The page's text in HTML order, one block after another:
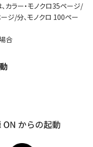
カラー・モノクロ35ページ/
ージ/分、モノクロ 100ペー
合